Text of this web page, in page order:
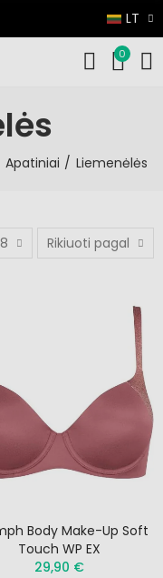
LT
0
Apatiniai Liemenėlės
Rikiuoti pagal
Body Make-Up Soft
Touch WP EX
29,90 €